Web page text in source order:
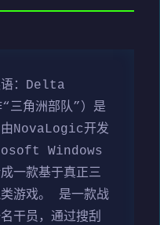
语：Delta
三角洲部队”）是
由NovaLogic开发
Windows
一款基于真正三
游戏。 是一款战
干员，通过搜刮